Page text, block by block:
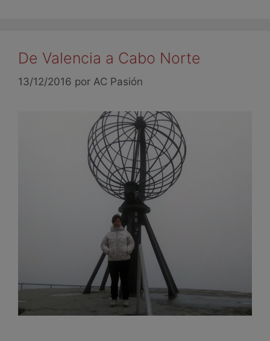
De Valencia a Cabo Norte
13/12/2016 por AC Pasión